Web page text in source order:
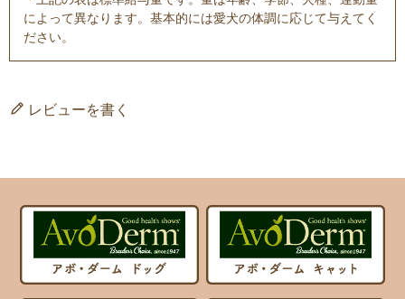
によって異なります。基本的には愛犬の体調に応じて与えてく
ださい。
レビューを書く